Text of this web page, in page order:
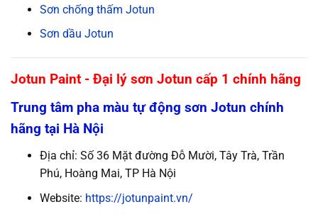
Sơn chống thấm Jotun
Sơn dầu Jotun
Jotun Paint - Đại lý sơn Jotun cấp 1 chính hãng
Trung tâm pha màu tự động sơn Jotun chính
hãng tại Hà Nội
Địa chỉ: Số 36 Mặt đường Đỗ Mười, Tây Trà, Trần
Phú, Hoàng Mai, TP Hà Nội
Website: https://jotunpaint.vn/